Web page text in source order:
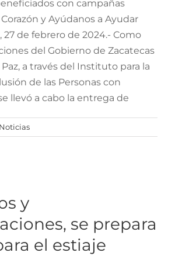
con campañas
y Ayúdanos a Ayudar
27 de febrero de 2024.- Como
del Gobierno de Zacatecas
a través del Instituto para la
de las Personas con
llevó a cabo la entrega de
Noticias
JIAPAZ para el
estiaje
y
se prepara
el estiaje